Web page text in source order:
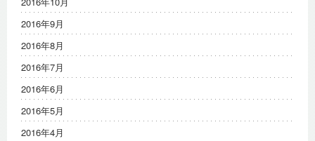
2016年9月
2016年8月
2016年7月
2016年6月
2016年5月
2016年4月